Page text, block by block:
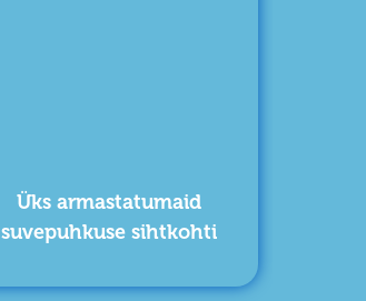
Üks armastatumaid
suvepuhkuse sihtkohti